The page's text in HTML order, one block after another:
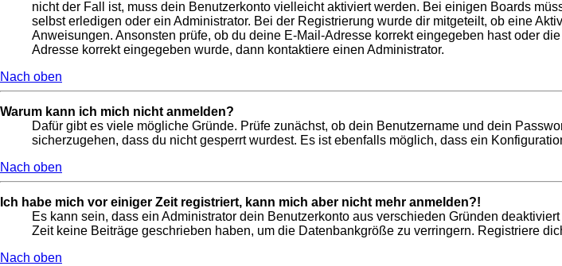
nicht der Fall ist, muss dein Benutzerkonto vielleicht aktiviert werden. Bei einigen Boards
selbst erledigen oder ein Administrator. Bei der Registrierung wurde dir mitgeteilt, ob eine
Anweisungen. Ansonsten prüfe, ob du deine E-Mail-Adresse korrekt eingegeben hast oder
Adresse korrekt eingegeben wurde, dann kontaktiere einen Administrator.
Nach oben
Warum kann ich mich nicht anmelden?
Dafür gibt es viele mögliche Gründe. Prüfe zunächst, ob dein Benutzername und dein
sicherzugehen, dass du nicht gesperrt wurdest. Es ist ebenfalls möglich, dass ein
Nach oben
Ich habe mich vor einiger Zeit registriert, kann mich aber nicht mehr anmelden?!
Es kann sein, dass ein Administrator dein Benutzerkonto aus verschieden Gründen
Zeit keine Beiträge geschrieben haben, um die Datenbankgröße zu verringern. Registriere
Nach oben